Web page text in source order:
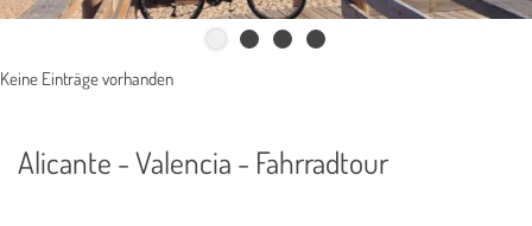
Bike Verleih
Über uns
Keine Einträge vorhanden
Alicante - Valencia - Fahrradtour